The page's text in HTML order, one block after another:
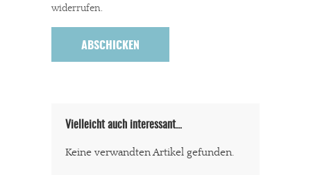
widerrufen.
Vielleicht auch interessant…
Keine verwandten Artikel gefunden.